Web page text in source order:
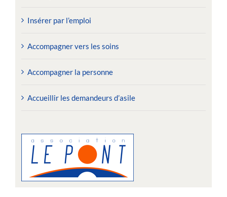
Insérer par l’emploi
Accompagner vers les soins
Accompagner la personne
Accueillir les demandeurs d’asile